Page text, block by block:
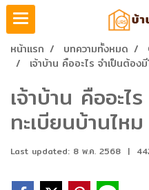
หน้าแรก บทความทั้งหมด
เจ้าบ้าน คืออะไร จำเป็นต้อง
เจ้าบ้าน คืออะไ
ทะเบียนบ้านไหม
Last updated: 8 พ.ค. 2568 |